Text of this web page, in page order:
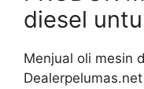
diesel
Menjual oli mesin